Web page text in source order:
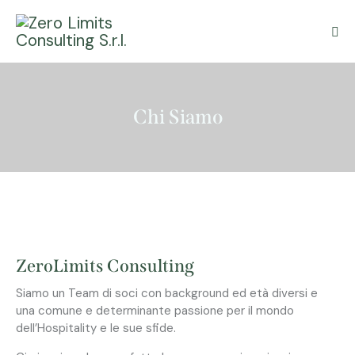
Chi Siamo
ZeroLimits Consulting
Siamo un Team di soci con background ed età diversi e
una comune e determinante passione per il mondo
dell’Hospitality e le sue sfide.